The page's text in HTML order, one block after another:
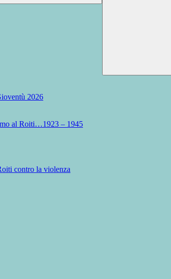
2026
al Roiti…1923 – 1945
contro la violenza